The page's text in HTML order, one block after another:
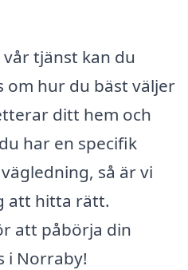
tjänst kan du
om hur du bäst väljer
ditt hem och
har en specifik
så är vi
att hitta rätt.
att påbörja din
i Norraby!